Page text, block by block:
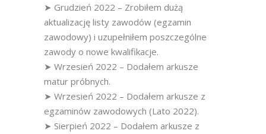
➤ Grudzień 2022 – Zrobiłem dużą
aktualizację listy zawodów (egzamin
zawodowy) i uzupełniłem poszczególne
zawody o nowe kwalifikacje.
➤ Wrzesień 2022 – Dodałem arkusze
matur próbnych.
➤ Wrzesień 2022 – Dodałem arkusze z
egzaminów zawodowych (Lato 2022).
➤ Sierpień 2022 – Dodałem arkusze z